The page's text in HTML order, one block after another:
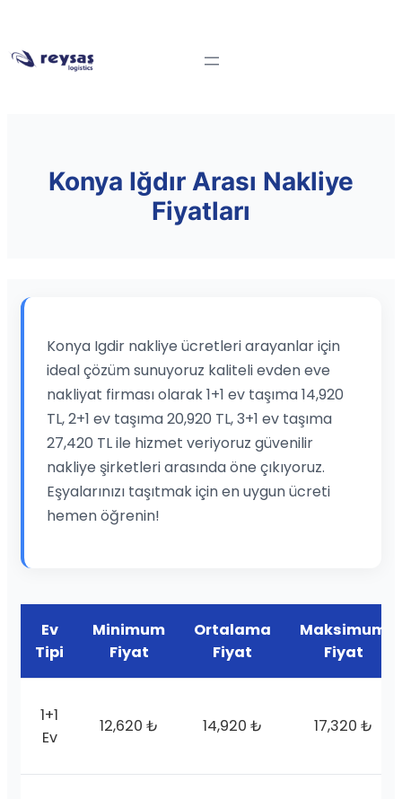
Konya Iğdır Arası Nakliye
Fiyatları
Konya Igdir nakliye ücretleri arayanlar için
ideal çözüm sunuyoruz kaliteli evden eve
nakliyat firması olarak 1+1 ev taşıma 14,920
TL, 2+1 ev taşıma 20,920 TL, 3+1 ev taşıma
27,420 TL ile hizmet veriyoruz güvenilir
nakliye şirketleri arasında öne çıkıyoruz.
Eşyalarınızı taşıtmak için en uygun ücreti
hemen öğrenin!
Ev
Tipi
Minimum
Fiyat
Ortalama
Fiyat
Maksimum
Fiyat
1+1
Ev
12,620 ₺ 14,920 ₺ 17,320 ₺